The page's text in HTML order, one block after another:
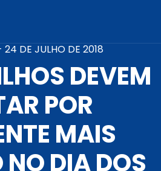
24 DE JULHO DE 2018
DEVEM
POR
MAIS
DIA DOS